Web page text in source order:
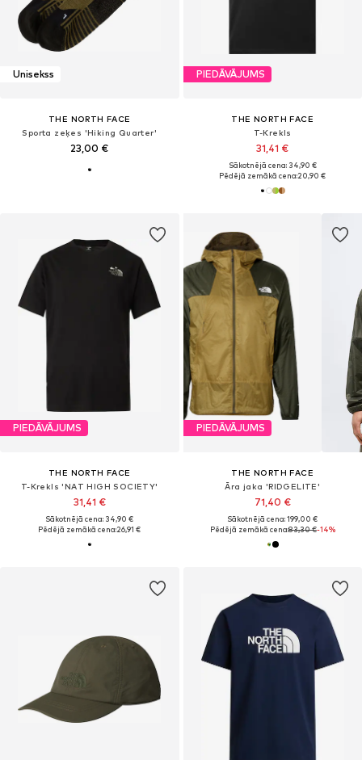
Unisekss
THE NORTH FACE
Sporta zeķes 'Hiking Quarter'
23,00 €
PIEDĀVĀJUMS
THE NORTH FACE
T-Krekls
31,41 €
Sākotnējā cena: 34,90 €
Pēdējā zemākā cena:20,90 €
PIEDĀVĀJUMS
THE NORTH FACE
T-Krekls 'NAT HIGH SOCIETY'
31,41 €
Sākotnējā cena: 34,90 €
Pēdējā zemākā cena:26,91 €
PIEDĀVĀJUMS
THE NORTH FACE
Āra jaka 'RIDGELITE'
71,40 €
Sākotnējā cena: 199,00 €
Pēdējā zemākā cena:83,30 €-14%